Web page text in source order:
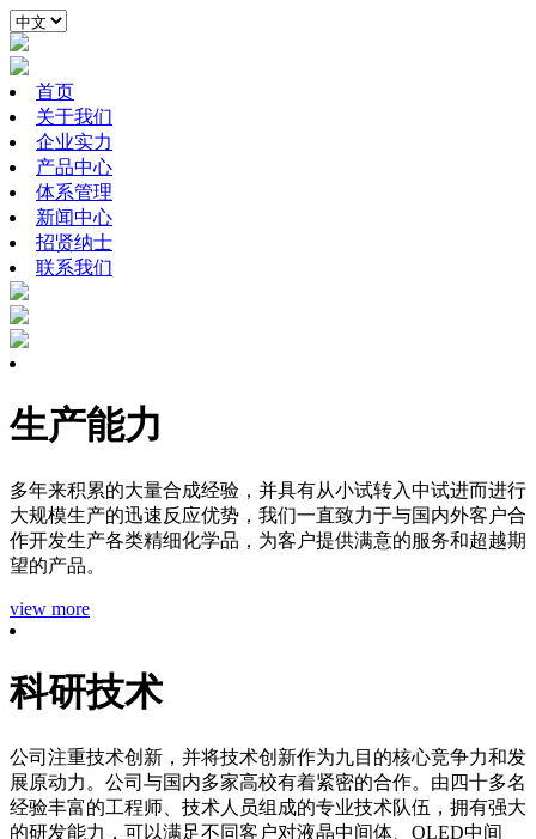
首页
关于我们
企业实力
产品中心
体系管理
新闻中心
招贤纳士
联系我们
生产能力
多年来积累的大量合成经验，并具有从小试转入中试进而进行
大规模生产的迅速反应优势，我们一直致力于与国内外客户合
作开发生产各类精细化学品，为客户提供满意的服务和超越期
望的产品。
view more
科研技术
公司注重技术创新，并将技术创新作为九目的核心竞争力和发
展原动力。公司与国内多家高校有着紧密的合作。由四十多名
经验丰富的工程师、技术人员组成的专业技术队伍，拥有强大
的研发能力，可以满足不同客户对液晶中间体、OLED中间